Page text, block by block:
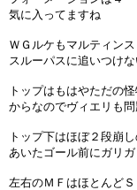
気に入ってますね
ＷＧルケもマルティン
スルーパスに追いつけ
トップはもはやただの
からなのでヴィエリも
トップ下はほぼ２段崩
あいたゴール前にガリ
左右のＭＦはほとんど